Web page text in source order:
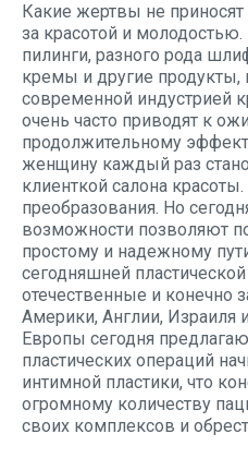
Какие жертвы не
за красотой и
пилинги, разного рода
кремы и другие продукты,
современной индустрией
очень часто приводят к
продолжительному
женщину каждый раз
клиенткой салона
преобразования. Но
возможности позволяют
простому и надежному
сегодняшней
отечественные и конечно
Америки, Англии, Израиля
Европы сегодня
пластических операций
интимной пластики, что
огромному количеству
своих комплексов и